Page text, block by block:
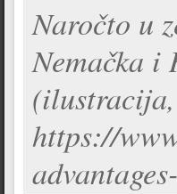
Naročto u
Nemačka i
https://